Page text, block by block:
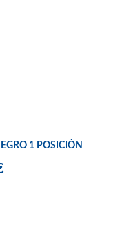
1 POSICIÓN